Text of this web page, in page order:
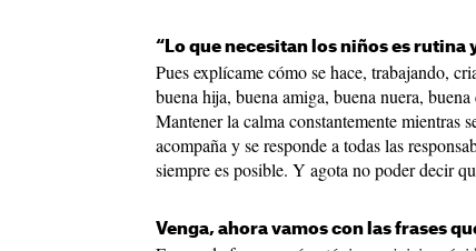
“Lo que necesitan los niños es rutina
Pues explícame cómo se hace, trabajando,
buena hija, buena amiga, buena nuera,
Mantener la calma constantemente mientras
acompaña y se responde a todas las
siempre es posible. Y agota no poder decir
Venga, ahora vamos con las frases